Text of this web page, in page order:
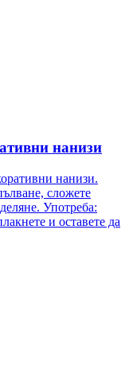
нанизи
нанизи.
сложете
Употреба:
и оставете да